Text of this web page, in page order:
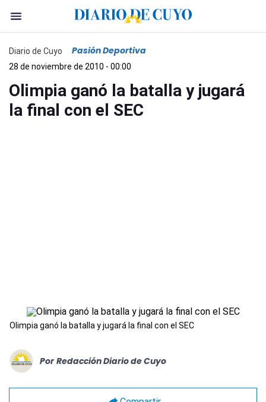
Diario de Cuyo Pasión Deportiva
28 de noviembre de 2010 - 00:00
Olimpia ganó la batalla y jugará
la final con el SEC
Olimpia ganó la batalla y jugará la final con el SEC
Por Redacción Diario de Cuyo